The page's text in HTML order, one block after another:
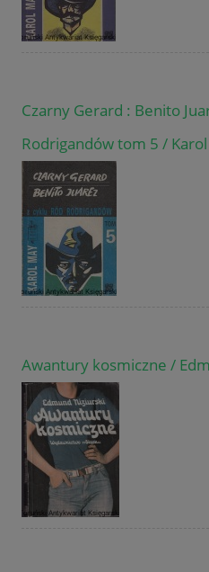
Czarny Gerard : Benito
Rodrigandów tom 5 /
Awantury kosmiczne /